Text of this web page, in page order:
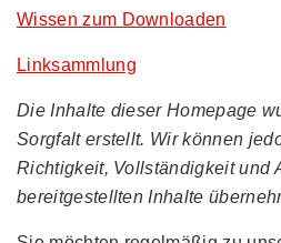
Wissen zum Downloaden
Linksammlung
Die Inhalte dieser Homepage
Sorgfalt erstellt. Wir können
Richtigkeit, Vollständigkeit und
bereitgestellten Inhalte